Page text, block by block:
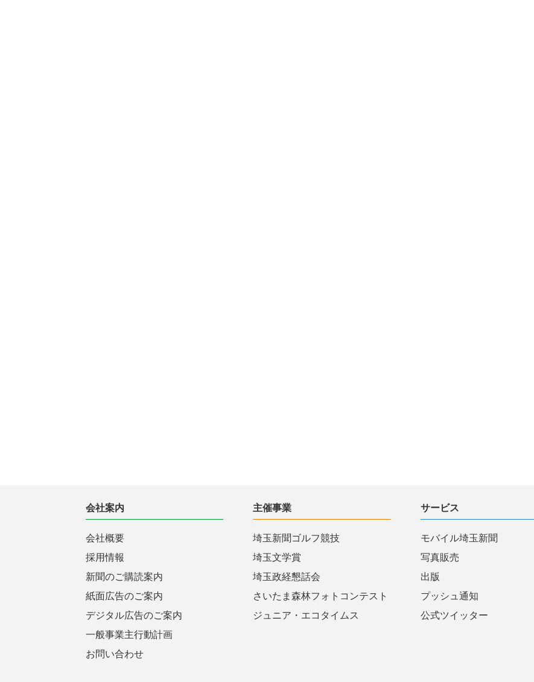
会社案内
会社概要
採用情報
新聞のご購読案内
紙面広告のご案内
デジタル広告のご案内
一般事業主行動計画
お問い合わせ
主催事業
埼玉新聞ゴルフ競技
埼玉文学賞
埼玉政経懇話会
さいたま森林フォトコンテスト
ジュニア・エコタイムス
サービス
モバイル埼玉新聞
写真販売
出版
プッシュ通知
公式ツイッター